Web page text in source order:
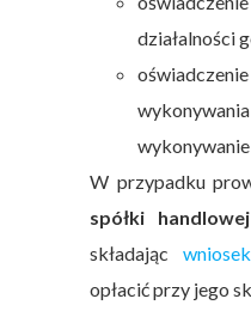
działalności
W przypadku
spółki handlowej
składając
opłacić przy jego